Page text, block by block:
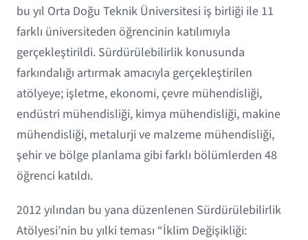
bu yıl Orta Doğu Teknik Üniversitesi iş birliği ile 11
farklı üniversiteden öğrencinin katılımıyla
gerçekleştirildi. Sürdürülebilirlik konusunda
farkındalığı artırmak amacıyla gerçekleştirilen
atölyeye; işletme, ekonomi, çevre mühendisliği,
endüstri mühendisliği, kimya mühendisliği, makine
mühendisliği, metalurji ve malzeme mühendisliği,
şehir ve bölge planlama gibi farklı bölümlerden 48
öğrenci katıldı.
2012 yılından bu yana düzenlenen Sürdürülebilirlik
Atölyesi’nin bu yılki teması “İklim Değişikliği: